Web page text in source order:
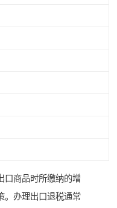
口商品时所缴纳的增
。办理出口退税通常